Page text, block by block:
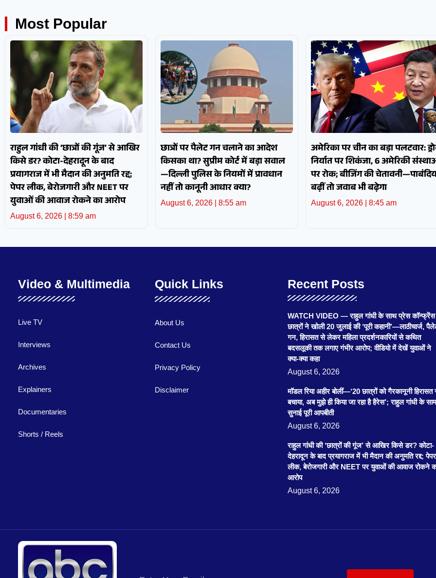
Most Popular
राहुल गांधी की ‘छात्रों की गूंज’ से आखिर
किसे डर? कोटा-देहरादून के बाद
प्रयागराज में भी मैदान की अनुमति रद्द;
पेपर लीक, बेरोजगारी और NEET पर
युवाओं की आवाज रोकने का आरोप
August 6, 2026 8:59 am
छात्रों पर पैलेट गन चलाने का आदेश
किसका था? सुप्रीम कोर्ट में बड़ा सवाल
—दिल्ली पुलिस के नियमों में प्रावधान
नहीं तो कानूनी आधार क्या?
August 6, 2026 8:55 am
अमेरिका पर चीन का बड़ा पलटवार:
निर्यात पर शिकंजा, 6 अमेरिकी
पर रोक; बीजिंग की
बढ़ीं तो जवाब भी बढ़ेगा
August 6, 2026 8:45 am
Video & Multimedia
Live TV
Interviews
Archives
Explainers
Documentaries
Shorts / Reels
Quick Links
About Us
Contact Us
Privacy Policy
Disclaimer
Recent Posts
WATCH VIDEO — राहुल गांधी के साथ प्रेस
छात्रों ने खोली 20 जुलाई की ‘पूरी कहानी’—लाठीचार्ज,
गन, हिरासत से लेकर महिला प्रदर्शनकारियों से कथित
बदसलूकी तक लगाए गंभीर आरोप; वीडियो में देखें युवाओं ने
क्या-क्या कहा
August 6, 2026
मॉडल रिया अहीर बोलीं—‘20 छात्रों को गैरकानूनी हिरासत
बचाया, अब मुझे ही किया जा रहा है हैरेस’; राहुल गांधी के
सुनाई पूरी आपबीती
August 6, 2026
राहुल गांधी की ‘छात्रों की गूंज’ से आखिर किसे डर? कोटा-
देहरादून के बाद प्रयागराज में भी मैदान की अनुमति रद्द; पेपर
लीक, बेरोजगारी और NEET पर युवाओं की आवाज रोकने
आरोप
August 6, 2026